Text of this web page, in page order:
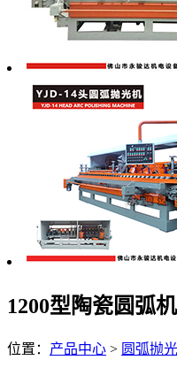
1200型陶瓷圆弧
位置： 产品中心 > 圆弧抛